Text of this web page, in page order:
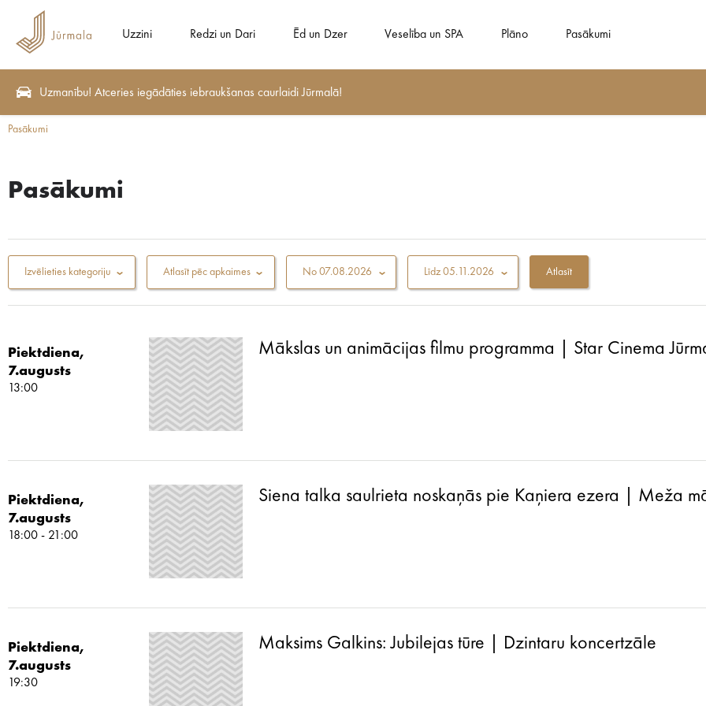
Uzzini Redzi un Dari Ēd un Dzer Veselība un SPA Plāno Pasākumi
Uzmanību! Atceries iegādāties iebraukšanas caurlaidi Jūrmalā!
Pasākumi
Pasākumi
Izvēlieties kategoriju Atlasīt pēc apkaimes No 07.08.2026 Līdz05.11.2026
Piektdiena,
7.augusts
13:00
Mākslas un animācijas filmu programma | Star Cinema
Piektdiena,
7.augusts
18:00 - 21:00
Siena talka saulrieta noskaņās pie Kaņiera ezera | Meža
Piektdiena,
7.augusts
19:30
Maksims Galkins: Jubilejas tūre | Dzintaru koncertzāle